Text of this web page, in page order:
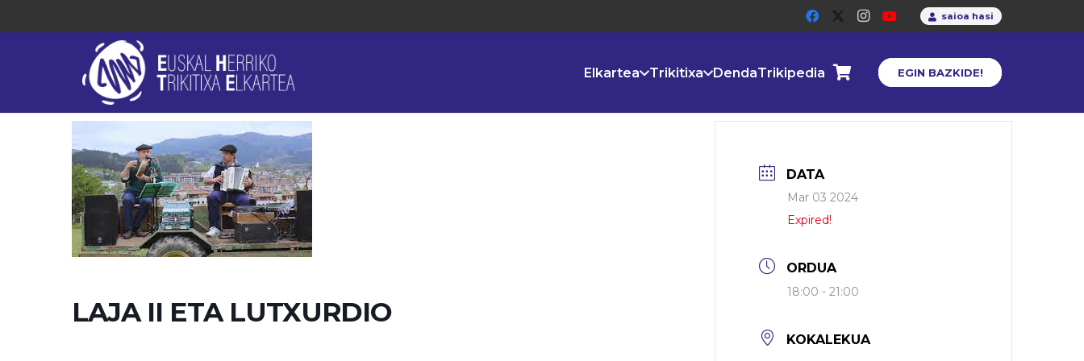
saioa hasi
Elkartea Trikitixa DendaTrikipedia EGIN BAZKIDE!
LAJA II ETA LUTXURDIO
DATA
Mar 03 2024
Expired!
ORDUA
18:00 - 21:00
KOKALEKUA